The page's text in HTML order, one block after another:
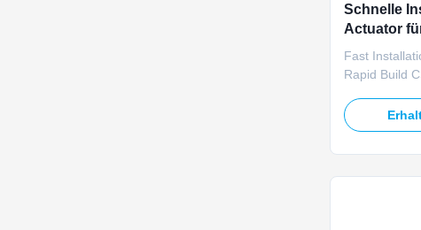
Schnelle
Actuator
Projekte
Fast
Rapid Build
actuator
workflows